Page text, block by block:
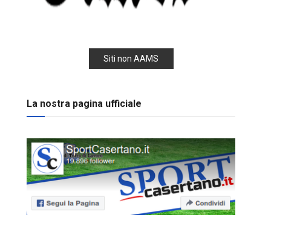
Siti non AAMS
La nostra pagina ufficiale